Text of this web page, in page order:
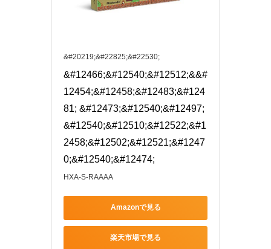
&#20219;&#22825;&#22530;
&#12466;&#12540;&#12512;&&#
12454;&#12458;&#12483;&#124
81; &#12473;&#12540;&#12497;
&#12540;&#12510;&#12522;&#1
2458;&#12502;&#12521;&#1247
0;&#12540;&#12474;
HXA-S-RAAAA
Amazonで見る
楽天市場で見る